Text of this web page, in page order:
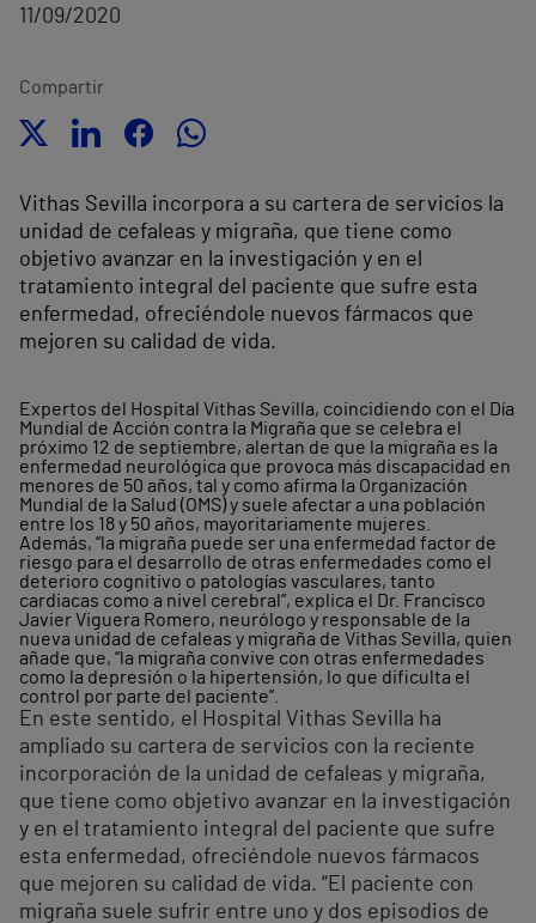
11/09/2020
Compartir
Vithas Sevilla incorpora a su cartera de servicios la
unidad de cefaleas y migraña, que tiene como
objetivo avanzar en la investigación y en el
tratamiento integral del paciente que sufre esta
enfermedad, ofreciéndole nuevos fármacos que
mejoren su calidad de vida.
Expertos del Hospital Vithas Sevilla, coincidiendo con el Día
Mundial de Acción contra la Migraña que se celebra el
próximo 12 de septiembre, alertan de que la migraña es la
enfermedad neurológica que provoca más discapacidad en
menores de 50 años, tal y como afirma la Organización
Mundial de la Salud (OMS) y suele afectar a una población
entre los 18 y 50 años, mayoritariamente mujeres.
Además, “la migraña puede ser una enfermedad factor de
riesgo para el desarrollo de otras enfermedades como el
deterioro cognitivo o patologías vasculares, tanto
cardiacas como a nivel cerebral”, explica el Dr. Francisco
Javier Viguera Romero, neurólogo y responsable de la
nueva unidad de cefaleas y migraña de Vithas Sevilla, quien
añade que, “la migraña convive con otras enfermedades
como la depresión o la hipertensión, lo que dificulta el
control por parte del paciente”.
En este sentido, el Hospital Vithas Sevilla ha
ampliado su cartera de servicios con la reciente
incorporación de la unidad de cefaleas y migraña,
que tiene como objetivo avanzar en la investigación
y en el tratamiento integral del paciente que sufre
esta enfermedad, ofreciéndole nuevos fármacos
que mejoren su calidad de vida. “El paciente con
migraña suele sufrir entre uno y dos episodios de